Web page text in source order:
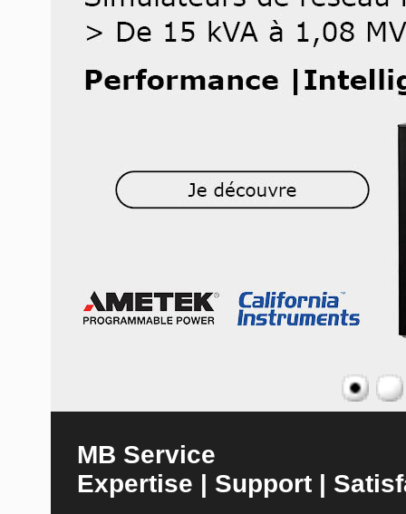
MB Service
Expertise | Support |